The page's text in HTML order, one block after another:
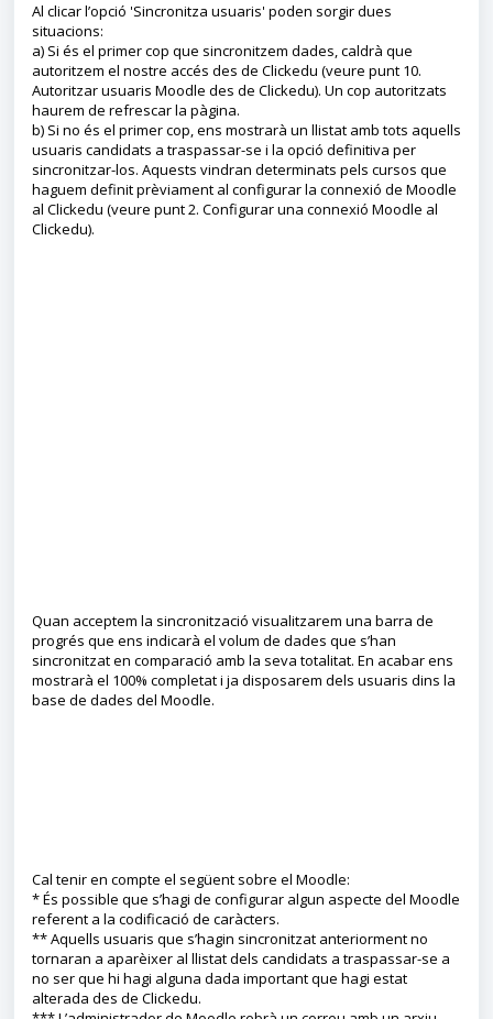
Al clicar l’opció 'Sincronitza usuaris' poden sorgir dues
situacions:
a) Si és el primer cop que sincronitzem dades, caldrà que
autoritzem el nostre accés des de Clickedu (veure punt 10.
Autoritzar usuaris Moodle des de Clickedu). Un cop autoritzats
haurem de refrescar la pàgina.
b) Si no és el primer cop, ens mostrarà un llistat amb tots aquells
usuaris candidats a traspassar-se i la opció definitiva per
sincronitzar-los. Aquests vindran determinats pels cursos que
haguem definit prèviament al configurar la connexió de Moodle
al Clickedu (veure punt 2. Configurar una connexió Moodle al
Clickedu).
Quan acceptem la sincronització visualitzarem una barra de
progrés que ens indicarà el volum de dades que s’han
sincronitzat en comparació amb la seva totalitat. En acabar ens
mostrarà el 100% completat i ja disposarem dels usuaris dins la
base de dades del Moodle.
Cal tenir en compte el següent sobre el Moodle:
* És possible que s’hagi de configurar algun aspecte del Moodle
referent a la codificació de caràcters.
** Aquells usuaris que s’hagin sincronitzat anteriorment no
tornaran a aparèixer al llistat dels candidats a traspassar-se a
no ser que hi hagi alguna dada important que hagi estat
alterada des de Clickedu.